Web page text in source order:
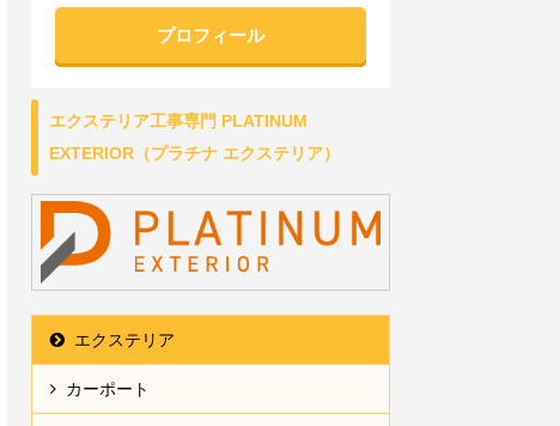
プロフィール
エクステリア工事専門 PLATINUM
EXTERIOR（プラチナ エクステリア）
エクステリア
カーポート